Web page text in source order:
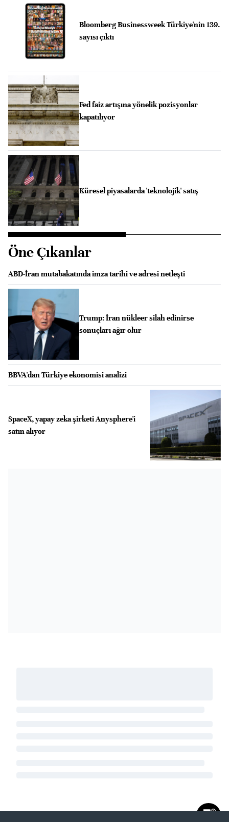
Bloomberg Businessweek Türkiye'nin 139.
sayısı çıktı
Fed faiz artışına yönelik pozisyonlar
kapatılıyor
Küresel piyasalarda 'teknolojik' satış
Öne Çıkanlar
ABD-İran mutabakatında imza tarihi ve adresi netleşti
Trump: İran nükleer silah edinirse
sonuçları ağır olur
BBVA'dan Türkiye ekonomisi analizi
SpaceX, yapay zeka şirketi Anysphere'i
satın alıyor